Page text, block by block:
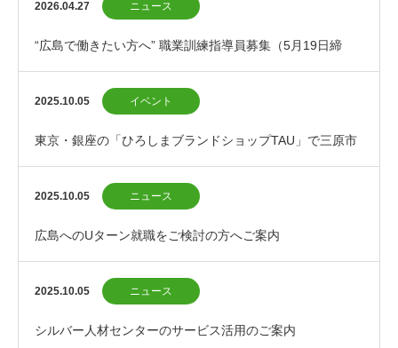
2026.04.27 ニュース
“広島で働きたい方へ” 職業訓練指導員募集（5月19日締
切）
2025.10.05 イベント
東京・銀座の「ひろしまブランドショップTAU」で三原市
のPRイベントを開催します！
2025.10.05 ニュース
広島へのUターン就職をご検討の方へご案内
2025.10.05 ニュース
シルバー人材センターのサービス活用のご案内